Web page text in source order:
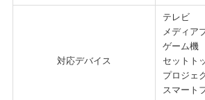
対応デバイス
テレビ
メディア
ゲーム機
セットト
プロジェ
スマート